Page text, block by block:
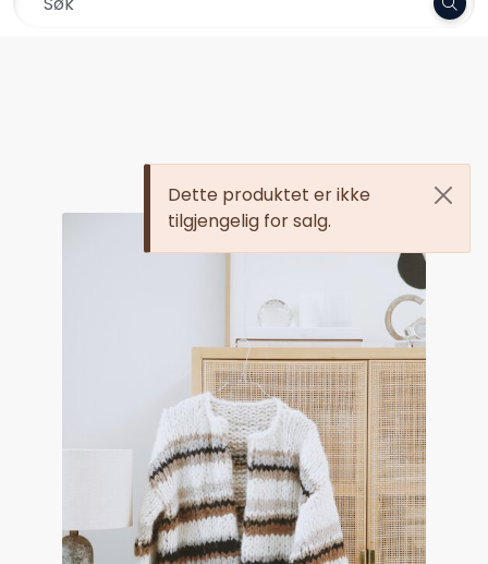
Skip to main content
Dette produktet er ikke
tilgjengelig for salg.
Kolleksjoner